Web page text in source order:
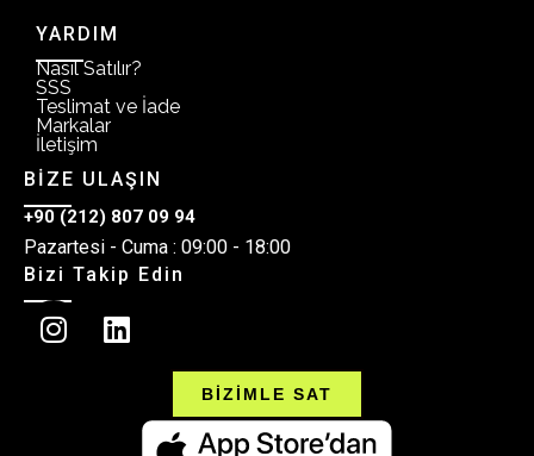
YARDIM
Nasıl Satılır?
SSS
Teslimat ve İade
Markalar
İletişim
BİZE ULAŞIN
+90 (212) 807 09 94
Pazartesi - Cuma : 09:00 - 18:00
Bizi Takip Edin
BİZİMLE SAT